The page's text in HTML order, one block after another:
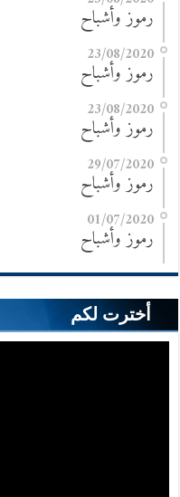
رموز وأشباح
23/08/2020
رموز وأشباح
23/08/2020
رموز وأشباح
29/07/2020
رموز وأشباح
01/07/2020
رموز وأشباح
أخترت لكم